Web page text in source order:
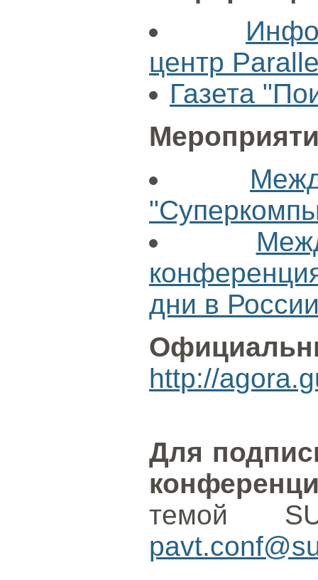
центр
Газета
дни в
http://
Для
темой